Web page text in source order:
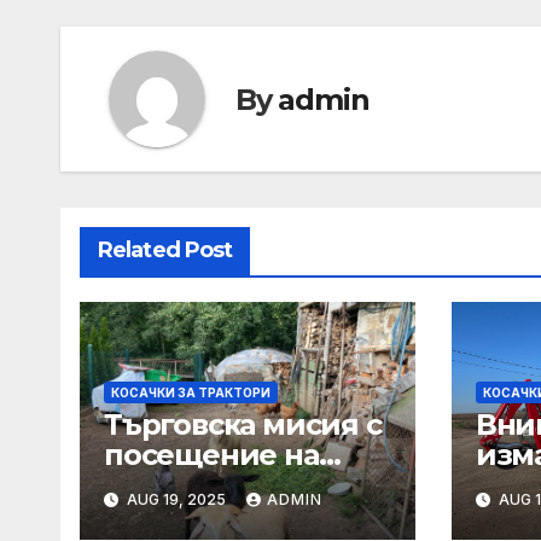
Byadmin
Related Post
КОСАЧКИ ЗА ТРАКТОРИ
Търговска мисия с
посещение на
Mеждународния
търговски панаир
AUG 19, 2025 ADMIN AUG